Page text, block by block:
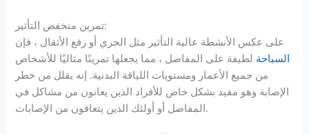
تمرين منخفض التأثير:
على عكس الأنشطة عالية التأثير مثل الجري أو رفع الأثقال ، فإن
السباحة لطيفة على المفاصل ، مما يجعلها تمرينًا مثاليًا للأشخاص
من جميع الأعمار ومستويات اللياقة البدنية. إنه يقلل من خطر
الإصابة وهو مفيد بشكل خاص للأفراد الذين يعانون من مشاكل في
المفاصل أو أولئك الذين يتعافون من الإصابات.